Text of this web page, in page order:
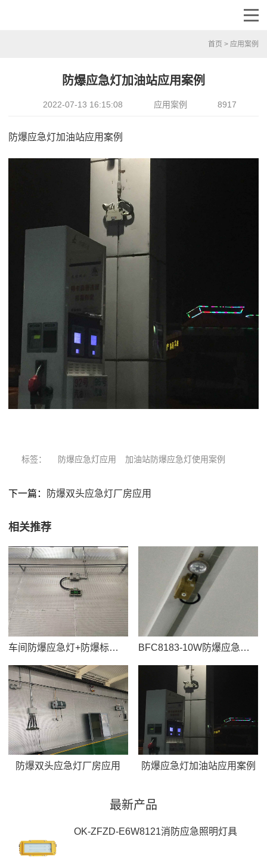
首页 > 应用案例
防爆应急灯加油站应用案例
2022-07-13 16:15:08 应用案例 8917
防爆应急灯加油站应用案例
标签： 防爆应急灯应用 加油站防爆应急灯使用案例
下一篇： 防爆双头应急灯厂房应用
相关推荐
车间防爆应急灯+防爆标志灯应用 BFC8183-10W防爆应急照明灯应用
防爆双头应急灯厂房应用 防爆应急灯加油站应用案例
最新产品
OK-ZFZD-E6W8121消防应急照明灯具